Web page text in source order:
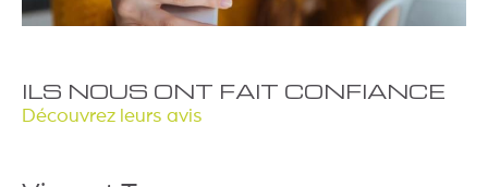
ILS NOUS ONT FAIT CONFIANCE
Découvrez leurs avis